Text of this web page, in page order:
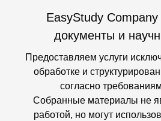
EasyStudy
документы и
Предоставляем услуги
обработке и
согласно
Собранные материалы не
работой, но могут